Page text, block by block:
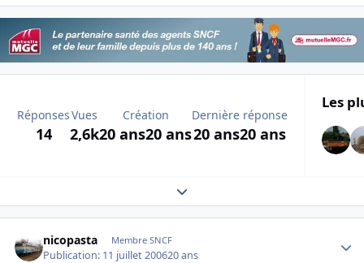
Réponses
14
Vues
2,6k
Création
20 ans20 ans
Dernière réponse
20 ans20 ans
Les
Expand topic overview
nicopasta Membre SNCF
Publication: 11 juillet 200620 ans